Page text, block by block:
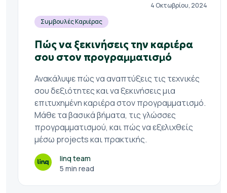
4 Οκτωβρίου, 2024
Συμβουλές Καριέρας
Πώς να ξεκινήσεις την καριέρα
σου στον προγραμματισμό
Ανακάλυψε πώς να αναπτύξεις τις τεχνικές
σου δεξιότητες και να ξεκινήσεις μια
επιτυχημένη καριέρα στον προγραμματισμό.
Μάθε τα βασικά βήματα, τις γλώσσες
προγραμματισμού, και πώς να εξελιχθείς
μέσω projects και πρακτικής.
linq team
5 min read